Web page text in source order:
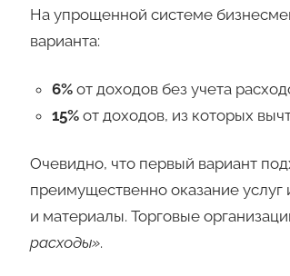
На упрощенной системе
варианта:
6%от доходов без учета
15%от доходов, из которых
Очевидно, что первый вариант
преимущественно оказание
и материалы. Торговые
расходы».